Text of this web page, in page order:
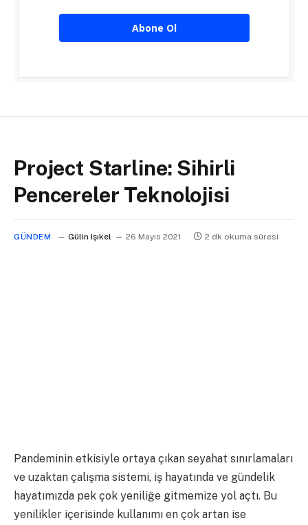
Abone Ol
Project Starline: Sihirli
Pencereler Teknolojisi
GÜNDEM Gülin Işıkel 26 Mayıs 2021 2 dk okuma süresi
Pandeminin etkisiyle ortaya çıkan seyahat sınırlamaları
ve uzaktan çalışma sistemi, iş hayatında ve gündelik
hayatımızda pek çok yeniliğe gitmemize yol açtı. Bu
yenilikler içerisinde kullanımı en çok artan ise